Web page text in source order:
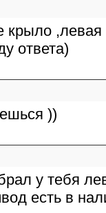
крыло
ответа)
))
у тебя
есть в